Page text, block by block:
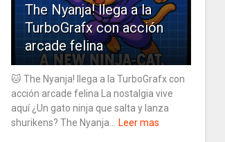
The Nyanja! llega a la
TurboGrafx con acción
arcade felina
🐱 The Nyanja! llega a la TurboGrafx con
acción arcade felina La nostalgia vive
aquí ¿Un gato ninja que salta y lanza
shurikens? The Nyanja...
Leer mas